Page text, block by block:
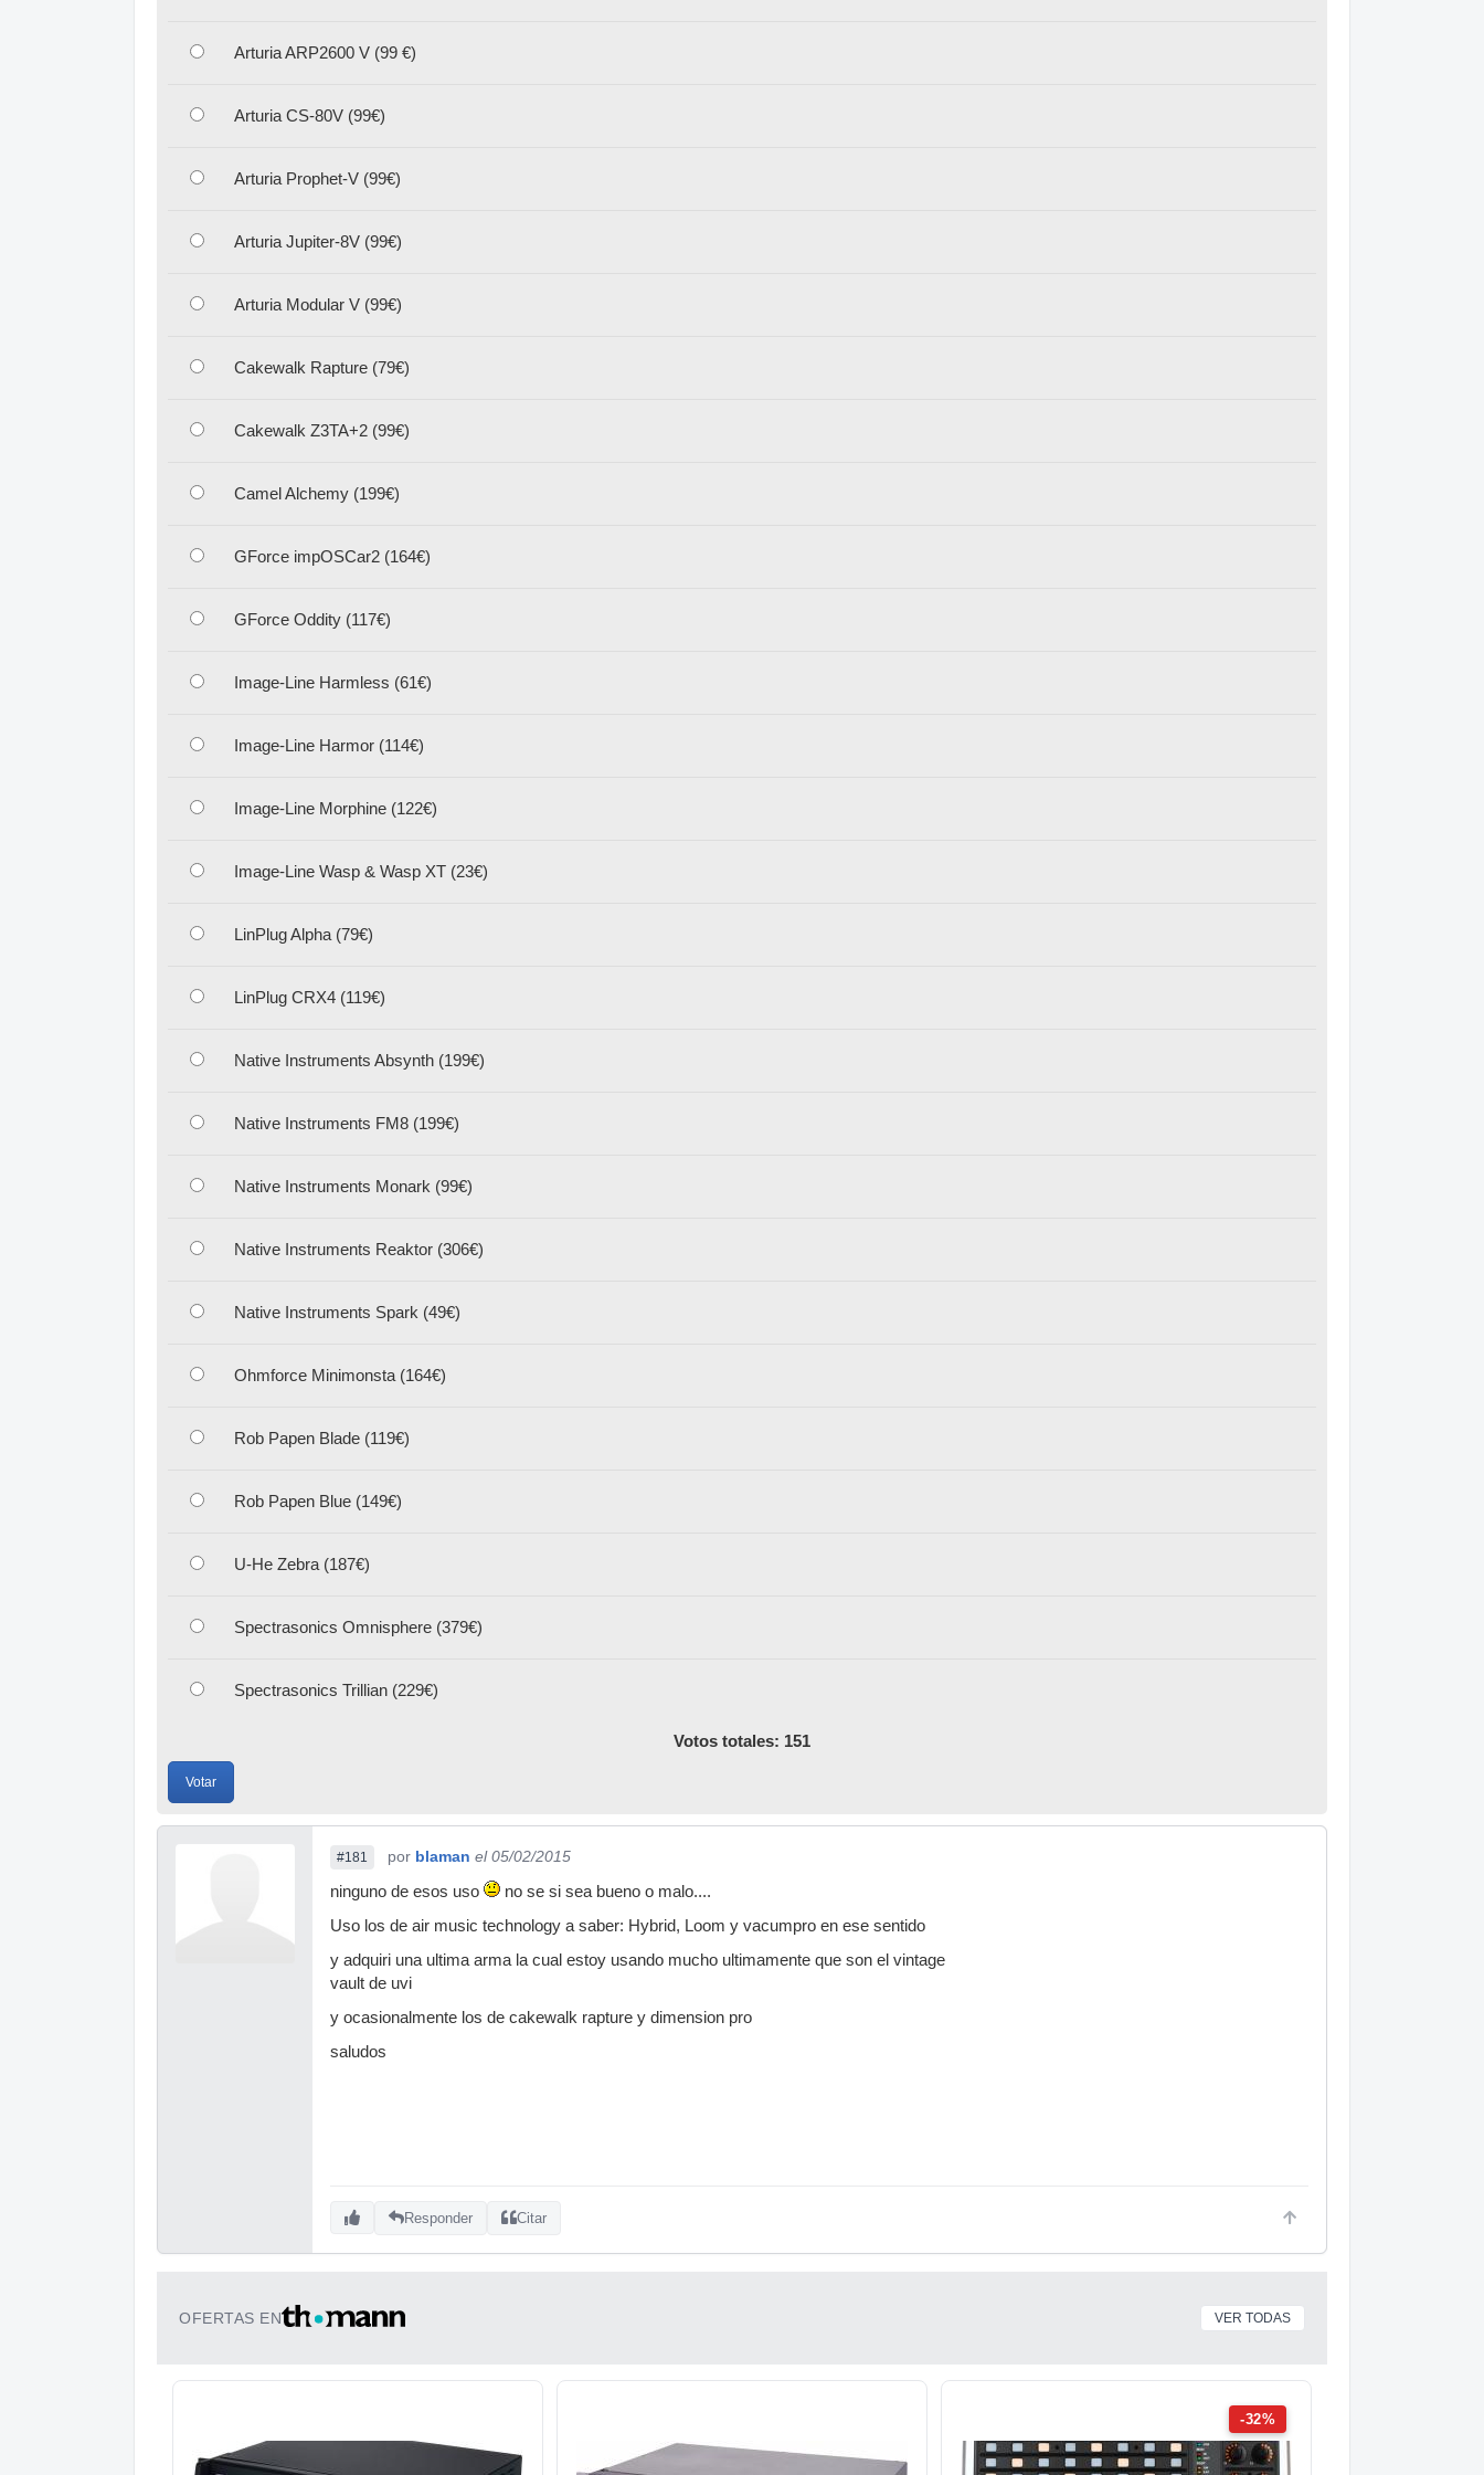
Arturia ARP2600 V (99 €)
Arturia CS-80V (99€)
Arturia Prophet-V (99€)
Arturia Jupiter-8V (99€)
Arturia Modular V (99€)
Cakewalk Rapture (79€)
Cakewalk Z3TA+2 (99€)
Camel Alchemy (199€)
GForce impOSCar2 (164€)
GForce Oddity (117€)
Image-Line Harmless (61€)
Image-Line Harmor (114€)
Image-Line Morphine (122€)
Image-Line Wasp & Wasp XT (23€)
LinPlug Alpha (79€)
LinPlug CRX4 (119€)
Native Instruments Absynth (199€)
Native Instruments FM8 (199€)
Native Instruments Monark (99€)
Native Instruments Reaktor (306€)
Native Instruments Spark (49€)
Ohmforce Minimonsta (164€)
Rob Papen Blade (119€)
Rob Papen Blue (149€)
U-He Zebra (187€)
Spectrasonics Omnisphere (379€)
Spectrasonics Trillian (229€)
Votos totales: 151
Votar
#181 por blaman el 05/02/2015
ninguno de esos uso
no se si sea bueno o malo....
Uso los de air music technology a saber: Hybrid, Loom y vacumpro en ese sentido
y adquiri una ultima arma la cual estoy usando mucho ultimamente que son el vintage
vault de uvi
y ocasionalmente los de cakewalk rapture y dimension pro
saludos
Responder Citar
OFERTAS EN VER TODAS
-32%